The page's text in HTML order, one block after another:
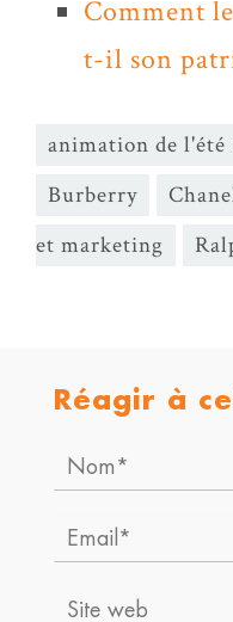
Comment
t-il son
animation de l'été
Burberry
et marketing
Réagir à
Nom*
Email*
Site
web